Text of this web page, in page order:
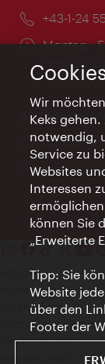
Telefon:
+43-1-24
Montag -
Feiertags
AI Concierge
Ort:
Kontakt
Impressum
Datenschutz
Barrierefreiheit
Wir
Keks
notwendig,
Service zu
Websites
Interessen
können Sie
„Erweiterte
Tipp: Sie
Website
über den
Footer der